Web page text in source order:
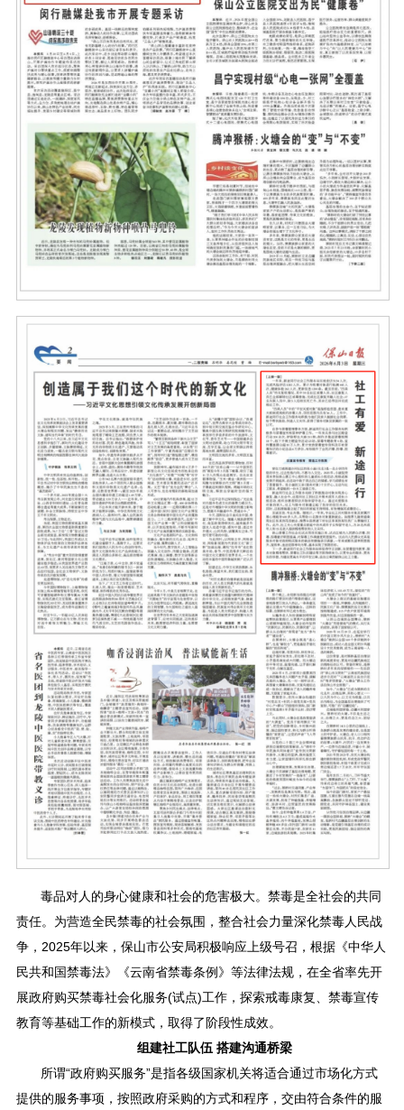
毒品对人的身心健康和社会的危害极大。禁毒是全社会的共同
责任。为营造全民禁毒的社会氛围，整合社会力量深化禁毒人民战
争，2025年以来，保山市公安局积极响应上级号召，根据《中华人
民共和国禁毒法》《云南省禁毒条例》等法律法规，在全省率先开
展政府购买禁毒社会化服务(试点)工作，探索戒毒康复、禁毒宣传
教育等基础工作的新模式，取得了阶段性成效。
组建社工队伍 搭建沟通桥梁
所谓“政府购买服务”是指各级国家机关将适合通过市场化方式
提供的服务事项，按照政府采购的方式和程序，交由符合条件的服